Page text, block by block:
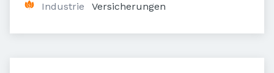
Industrie
Versicherungen